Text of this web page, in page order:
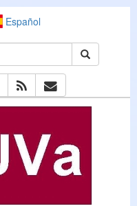
Español